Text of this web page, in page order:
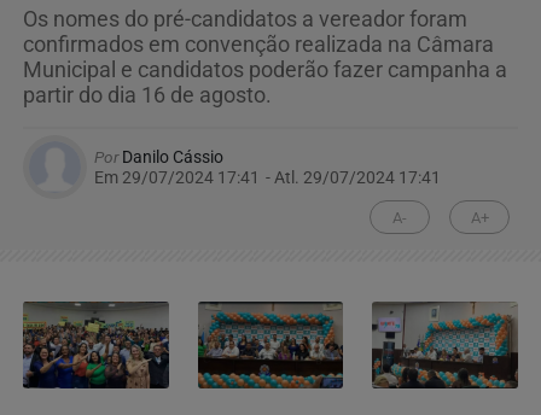
Os nomes do pré-candidatos a vereador foram
confirmados em convenção realizada na Câmara
Municipal e candidatos poderão fazer campanha a
partir do dia 16 de agosto.
PorDanilo Cássio
Em 29/07/2024 17:41 - Atl. 29/07/2024 17:41
A- A+